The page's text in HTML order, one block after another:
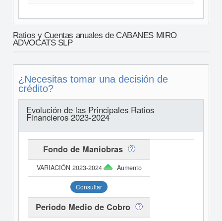
Ratios y Cuentas anuales de CABANES MIRO
ADVOCATS SLP
¿Necesitas tomar una decisión de
crédito?
Evolución de las Principales Ratios
Financieros 2023-2024
Fondo de Maniobras
Aumento
Consultar
Periodo Medio de Cobro